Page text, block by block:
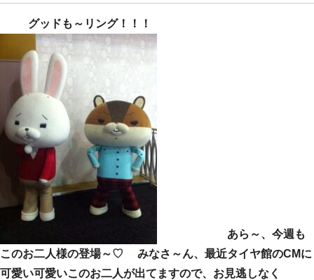
グッドも～リング！！！
あら～、今週も
このお二人様の登場～♡ みなさ～ん、最近タイヤ館のCMに
可愛い可愛いこのお二人が出てますので、お見逃しなく